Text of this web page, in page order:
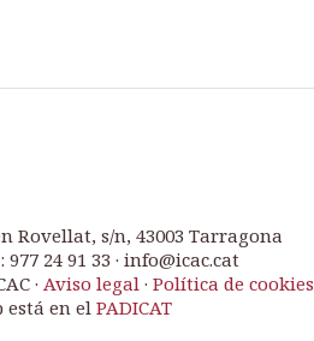
Rovellat, s/n, 43003 Tarragona
977 24 91 33 · info@icac.cat
·Aviso legal ·Política de cookies
está en elPADICAT